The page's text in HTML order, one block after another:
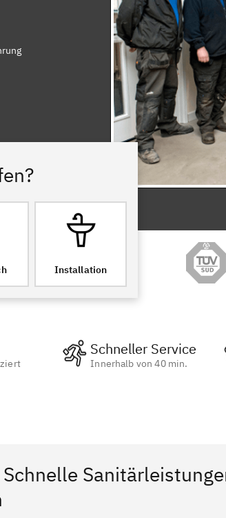
Installation
Schneller Service
Innerhalb von 40 min.